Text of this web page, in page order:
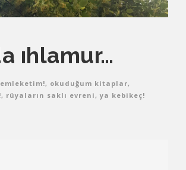
ıhlamur…
, okuduğum kitaplar,
, rüyaların saklı evreni , ya kebikeç!